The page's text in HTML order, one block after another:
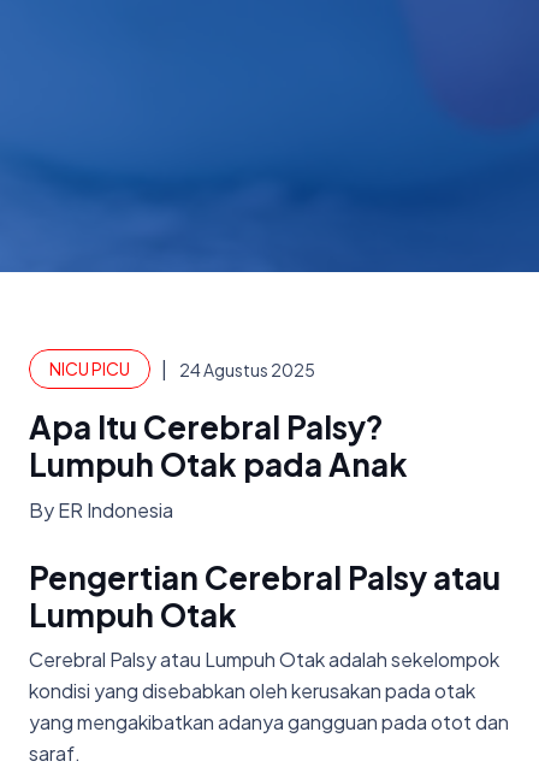
NICU PICU | 24 Agustus 2025
Apa Itu Cerebral Palsy?
Lumpuh Otak pada Anak
By ER Indonesia
Pengertian Cerebral Palsy atau
Lumpuh Otak
Cerebral Palsy atau Lumpuh Otak adalah sekelompok
kondisi yang disebabkan oleh kerusakan pada otak
yang mengakibatkan adanya gangguan pada otot dan
saraf.